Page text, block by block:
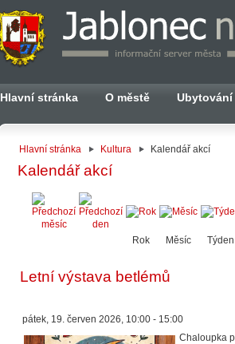
Hlavní stránka O městě Ubytování
Hlavní stránka Kultura Kalendář akcí
Kalendář akcí
Rok Měsíc Týden
Letní výstava betlémů
pátek, 19. červen 2026, 10:00 - 15:00
Chaloupka